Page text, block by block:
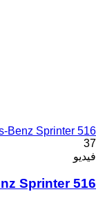
Benz Sprinter 516
37
فيديو
Sprinter 516